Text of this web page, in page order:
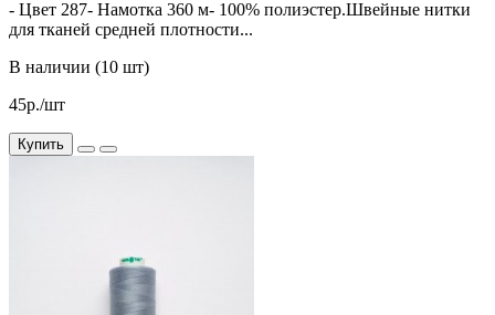
- Цвет 287- Намотка 360 м- 100% полиэстер.Швейные нитки
для тканей средней плотности...
В наличии (10 шт)
45р./шт
Купить